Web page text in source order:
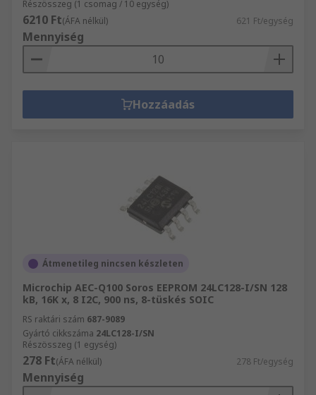
Részösszeg (1 csomag / 10 egység)
6210 Ft(ÁFA nélkül) 621 Ft/egység
Mennyiség
Hozzáadás
Átmenetileg nincsen készleten
Microchip AEC-Q100 Soros EEPROM 24LC128-I/SN 128
kB, 16K x, 8 I2C, 900 ns, 8-tüskés SOIC
RS raktári szám 687-9089
Gyártó cikkszáma 24LC128-I/SN
Részösszeg (1 egység)
278 Ft(ÁFA nélkül) 278 Ft/egység
Mennyiség